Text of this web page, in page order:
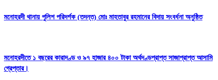
মনোহরদী থানায় পুলিশ পরিদর্শক (তদন্ত) মোঃ মাহতাবুর রহমানের বিদায় সংবর্ধনা অনুষ্ঠিত
মনোহরদীতে ১ বছরের কারাদণ্ড ও ৯৭ হাজার ৪০০ টাকা অর্থদণ্ডপ্রাপ্ত সাজাপ্রাপ্ত আসামি
গ্রেপ্তার।